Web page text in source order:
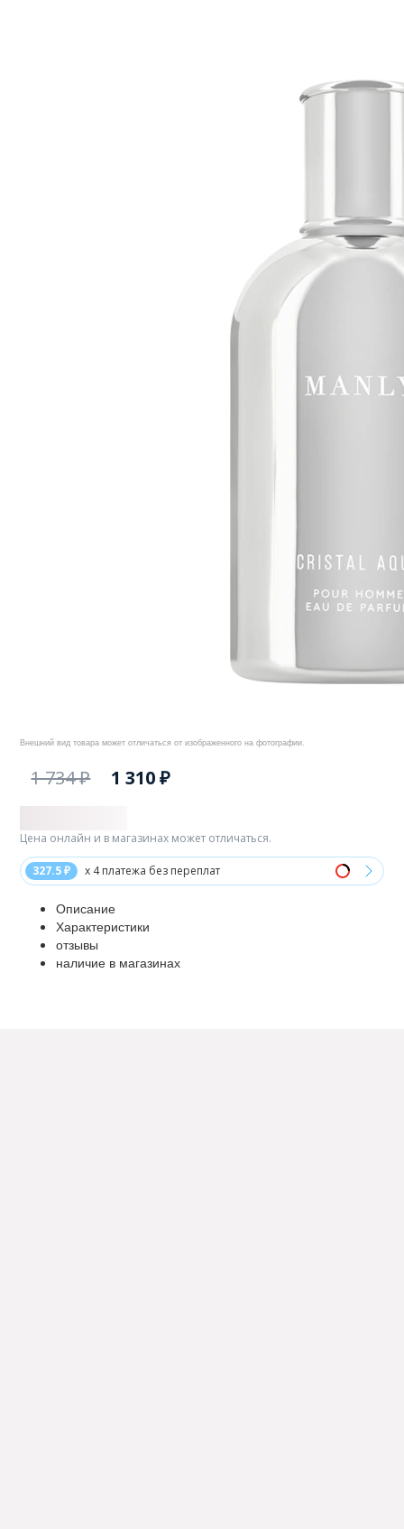
Внешний вид товара может отличаться от изображенного на фотографии.
1 734 ₽ 1 310 ₽
327.5 ₽ x 4 платежа без переплат
Цена онлайн и в магазинах может отличаться.
Описание
Характеристики
отзывы
наличие в магазинах